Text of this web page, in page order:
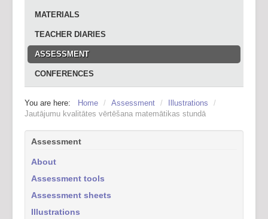
MATERIALS
TEACHER DIARIES
ASSESSMENT
CONFERENCES
You are here: Home / Assessment / Illustrations
/
Jautājumu kvalitātes vērtēšana matemātikas stundā
Assessment
About
Assessment tools
Assessment sheets
Illustrations